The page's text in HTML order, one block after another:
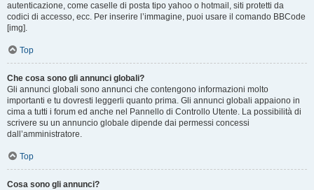
autenticazione, come caselle di posta tipo yahoo o hotmail, siti protetti da
codici di accesso, ecc. Per inserire l’immagine, puoi usare il comando BBCode
[img].
Top
Che cosa sono gli annunci globali?
Gli annunci globali sono annunci che contengono informazioni molto
importanti e tu dovresti leggerli quanto prima. Gli annunci globali appaiono in
cima a tutti i forum ed anche nel Pannello di Controllo Utente. La possibilità di
scrivere su un annuncio globale dipende dai permessi concessi
dall’amministratore.
Top
Cosa sono gli annunci?